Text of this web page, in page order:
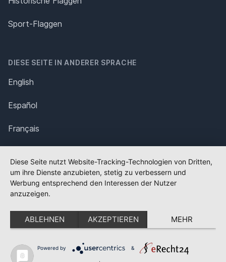
Sport-Flaggen
DIESE SEITE IN ANDERER SPRACHE
English
Español
Français
Polska
Português
Nederlands
Svenska
Diese Seite nutzt Website-Tracking-Technologien von Dritten,
um ihre Dienste anzubieten, stetig zu verbessern und
Werbung entsprechend den Interessen der Nutzer
anzuzeigen.
ABLEHNEN AKZEPTIEREN MEHR
Powered by &